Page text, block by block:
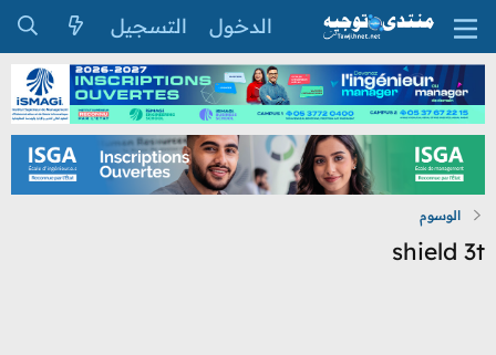
الدخول التسجيل
الوسوم
shield 3t